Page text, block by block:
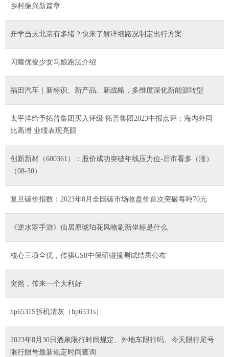
乡村振兴新篇章
开学当天北京有多堵？快来了解详细路况制定出行方案
闪耀优俊少女马娘跑法介绍
福田汽车｜新标识、新产品、新战略，多维度深化新能源转型
太平洋给予拓普集团买入评级 拓普集团2023中报点评：海内外同
比高增 业绩表现亮眼
创新新材（600361）：股价成功突破年线压力位-后市看多（涨）
（08-30）
复旦碳价指数：2023年8月全国碳市场收盘价首次突破每吨70元
《逆水寒手游》仙居原琥珀花风物刷新坐标是什么
核心三项全优，传祺GS8中保研碰撞测试结果公布
突然，传来一个大利好
hp6531S拆机清灰（hp6531s）
2023年8月30日酒泉限行时间规定、外地车限行吗、今天限行尾号
限行限号最新规定时间查询